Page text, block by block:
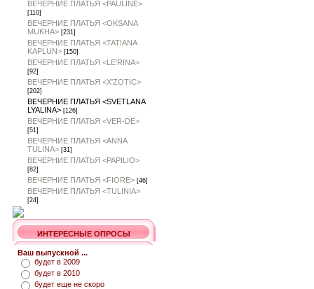
ВЕЧЕРНИЕ ПЛАТЬЯ <PAULINE>
[110]
ВЕЧЕРНИЕ ПЛАТЬЯ <OKSANA
MUKHA> [231]
ВЕЧЕРНИЕ ПЛАТЬЯ <TATIANA
KAPLUN> [150]
ВЕЧЕРНИЕ ПЛАТЬЯ <LE'RINA>
[92]
ВЕЧЕРНИЕ ПЛАТЬЯ <X'ZOTIC>
[202]
ВЕЧЕРНИЕ ПЛАТЬЯ <SVETLANA
LYALINA> [126]
ВЕЧЕРНИЕ ПЛАТЬЯ <VER-DE>
[51]
ВЕЧЕРНИЕ ПЛАТЬЯ <ANNA
TULINA> [31]
ВЕЧЕРНИЕ ПЛАТЬЯ <PAPILIO>
[82]
ВЕЧЕРНИЕ ПЛАТЬЯ <FIORE> [46]
ВЕЧЕРНИЕ ПЛАТЬЯ <TULINIA>
[24]
ИНТЕРЕСНЫЕ ОПРОСЫ
Ваш выпускной ...
будет в 2009
будет в 2010
будет еще не скоро